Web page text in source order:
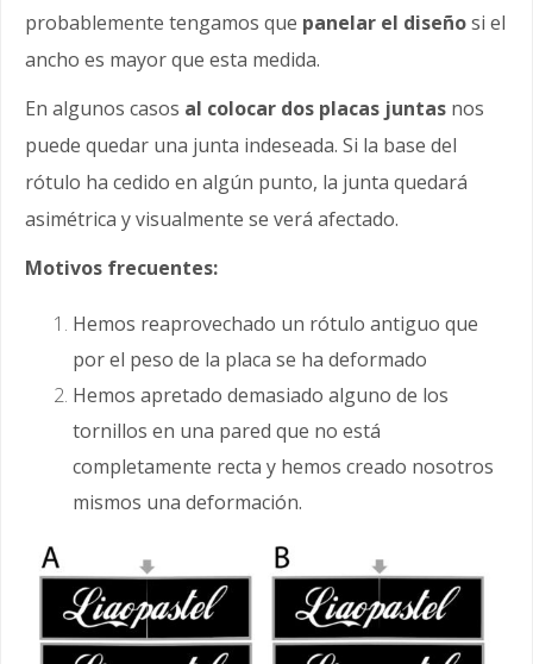
probablemente tengamos que panelar el diseñosi el
ancho es mayor que esta medida.
En algunos casos al colocar dos placas juntas nos
puede quedar una junta indeseada. Si la base del
rótulo ha cedido en algún punto, la junta quedará
asimétrica y visualmente se verá afectado.
Motivos frecuentes:
Hemos reaprovechado un rótulo antiguo que
por el peso de la placa se ha deformado
Hemos apretado demasiado alguno de los
tornillos en una pared que no está
completamente recta y hemos creado nosotros
mismos una deformación.